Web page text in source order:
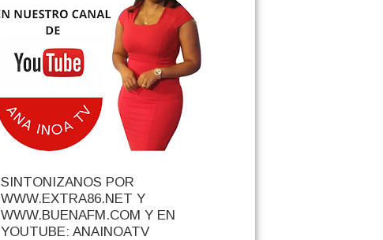
SINTONIZANOS POR
WWW.EXTRA86.NET Y
WWW.BUENAFM.COM Y EN
YOUTUBE: ANAINOATV